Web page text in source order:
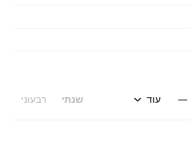
— שנתי רבעוני עוד